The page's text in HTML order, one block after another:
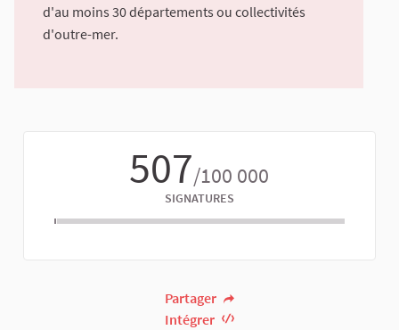
d'au moins 30 départements ou collectivités
d'outre-mer.
507/100 000
SIGNATURES
Partager
Intégrer